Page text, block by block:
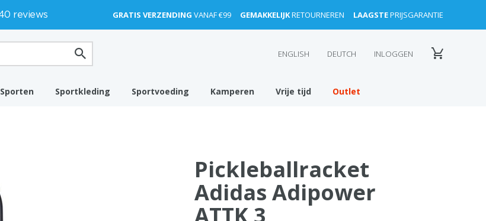
GRATIS VERZENDING VANAF €99 GEMAKKELIJKRETOURNEREN LAAGSTEPRIJSGARANTIE
ENGLISH DEUTCH INLOGGEN
Sporten Sportkleding Sportvoeding Kamperen Vrije tijd Outlet
Pickleballracket
Adidas Adipower